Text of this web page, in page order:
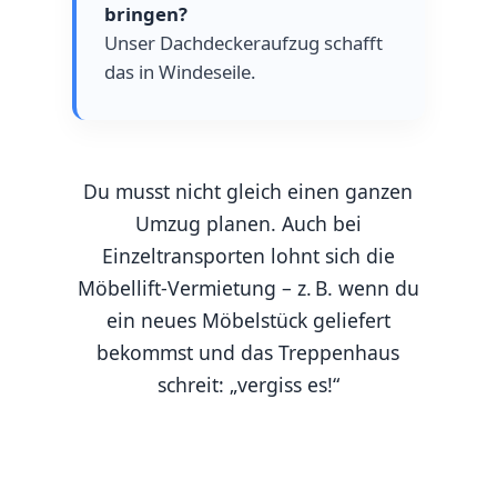
bringen?
Unser Dachdeckeraufzug schafft
das in Windeseile.
Du musst nicht gleich einen ganzen
Umzug planen. Auch bei
Einzeltransporten lohnt sich die
Möbellift-Vermietung – z. B. wenn du
ein neues Möbelstück geliefert
bekommst und das Treppenhaus
schreit: „vergiss es!“